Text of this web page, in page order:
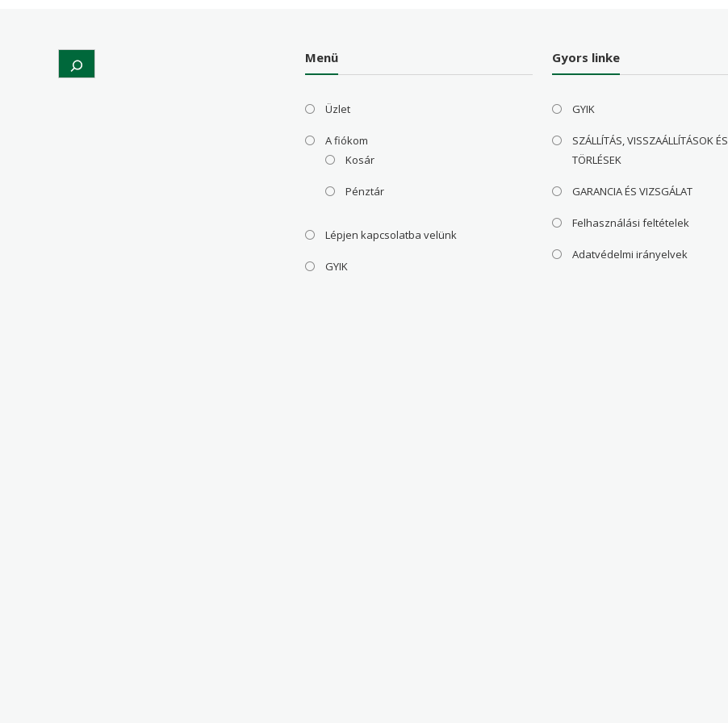
Search Menü
Üzlet
A fiókom
Kosár
Pénztár
Lépjen kapcsolatba velünk
GYIK
Gyors linke
GYIK
SZÁLLÍTÁS, VISSZAÁLLÍTÁSOK ÉS
TÖRLÉSEK
GARANCIA ÉS VIZSGÁLAT
Felhasználási feltételek
Adatvédelmi irányelvek